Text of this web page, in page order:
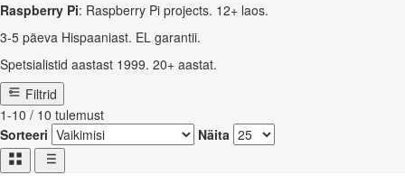
Raspberry Pi: Raspberry Pi projects. 12+ laos.
3-5 päeva Hispaaniast. EL garantii.
Spetsialistid aastast 1999. 20+ aastat.
Filtrid
1-10 / 10 tulemust
Sorteeri
Näita